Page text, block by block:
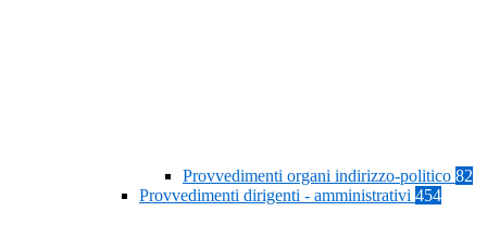
Provvedimenti organi indirizzo-politico 82
Provvedimenti dirigenti - amministrativi 454